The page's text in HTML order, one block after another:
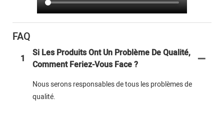
FAQ
1
Si Les Produits Ont Un Problème De Qualité,
Comment Feriez-Vous Face ?
Nous serons responsables de tous les problèmes de
qualité.